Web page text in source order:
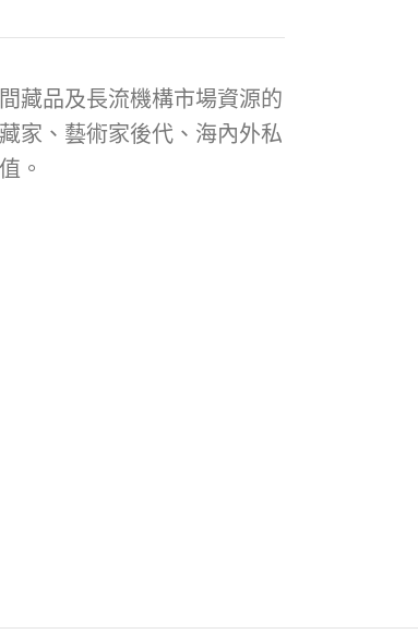
藏品及長流機構市場資源的
家、藝術家後代、海內外私
。